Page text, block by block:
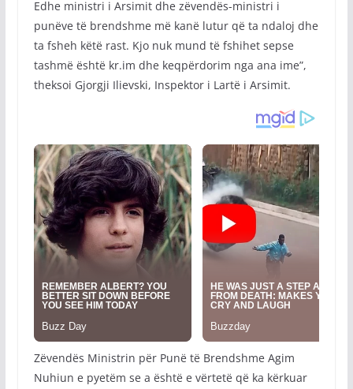
Edhe ministri i Arsimit dhe zëvendës-ministri i
punëve të brendshme më kanë lutur që ta ndaloj dhe
ta fsheh këtë rast. Kjo nuk mund të fshihet sepse
tashmë është kr.im dhe keqpërdorim nga ana ime”,
theksoi Gjorgji Ilievski, Inspektor i Lartë i Arsimit.
Zëvendës Ministrin për Punë të Brendshme Agim
Nuhiun e pyetëm se a është e vërtetë që ka kërkuar